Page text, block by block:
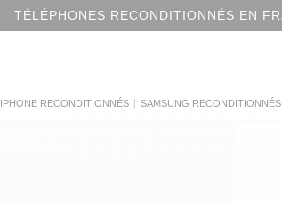
TÉLÉPHONES RECONDITIONNÉS EN
IPHONE RECONDITIONNÉS SAMSUNG RECONDITIONNÉS